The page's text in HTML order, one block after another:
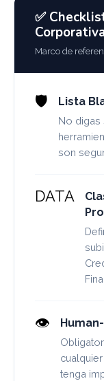
✅
Marco de
🛡️ Lista
No digas
son
DATA
👁️
tenga